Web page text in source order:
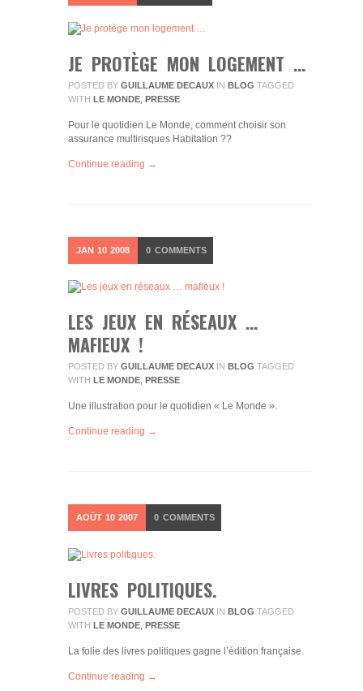
JE PROTÈGE MON LOGEMENT …
POSTED BY GUILLAUME DECAUX IN BLOG TAGGED
WITH LE MONDE PRESSE
Pour le quotidien Le Monde, comment choisir son
assurance multirisques Habitation ??
Continue reading →
JAN 10 2008 0 COMMENTS
LES JEUX EN RÉSEAUX …
MAFIEUX !
POSTED BY GUILLAUME DECAUX IN BLOG TAGGED
WITH
LE MONDE PRESSE
Une illustration pour le quotidien « Le Monde ».
Continue reading →
AOÛT 10 2007 0 COMMENTS
LIVRES POLITIQUES.
POSTED BY GUILLAUME DECAUX IN BLOG TAGGED
WITH LE MONDE PRESSE
La folie des livres politiques gagne l’édition française.
Continue reading →